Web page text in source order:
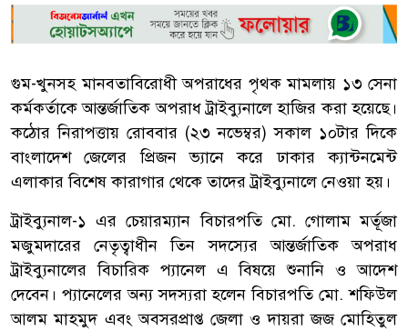
গুম-খুনসহ মানবতাবিরোধী অপরাধের পৃথক মামলায় ১৩ সেনা
কর্মকর্তাকে আন্তর্জাতিক অপরাধ ট্রাইব্যুনালে হাজির করা হয়েছে।
কঠোর নিরাপত্তায় রোববার (২৩ নভেম্বর) সকাল ১০টার দিকে
বাংলাদেশ জেলের প্রিজন ভ্যানে করে ঢাকার ক্যান্টনমেন্ট
এলাকার বিশেষ কারাগার থেকে তাদের ট্রাইব্যুনালে নেওয়া হয়।
ট্রাইব্যুনাল-১ এর চেয়ারম্যান বিচারপতি মো. গোলাম মর্তূজা
মজুমদারের নেতৃত্বাধীন তিন সদস্যের আন্তর্জাতিক অপরাধ
ট্রাইব্যুনালের বিচারিক প্যানেল এ বিষয়ে শুনানি ও আদেশ
দেবেন। প্যানেলের অন্য সদস্যরা হলেন বিচারপতি মো. শফিউল
আলম মাহমুদ এবং অবসরপ্রাপ্ত জেলা ও দায়রা জজ মোহিতুল